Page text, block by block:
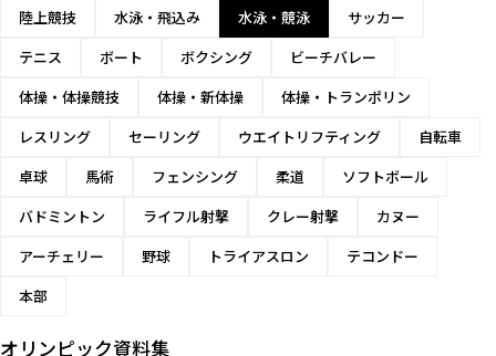
陸上競技 水泳・飛込み 水泳・競泳
サッカー
テニス
ボート ボクシング
ビーチバレー
体操・体操競技
体操・新体操
体操・トランポリン
レスリング
セーリング ウエイトリフティング
自転車
卓球
馬術 フェンシング 柔道
ソフトボール
バドミントン
ライフル射撃 クレー射撃
カヌー
アーチェリー
野球 トライアスロン
テコンドー
本部
オリンピック資料集